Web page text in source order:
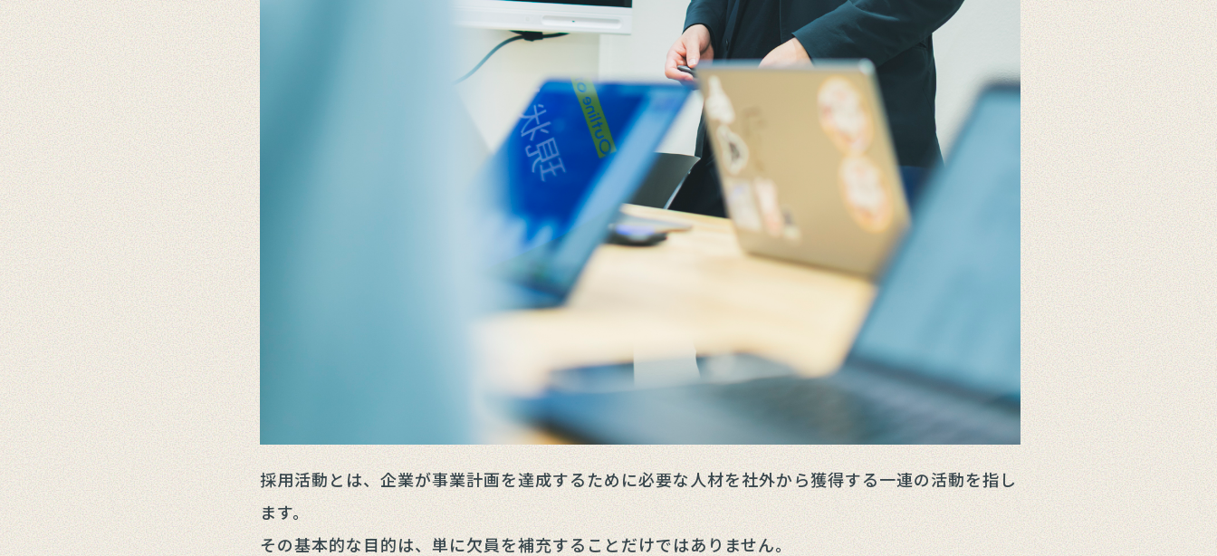
採用活動とは、企業が事業計画を達成するために必要な人材を社外から獲得する一連の活動を指し
ます。
その基本的な目的は、単に欠員を補充することだけではありません。